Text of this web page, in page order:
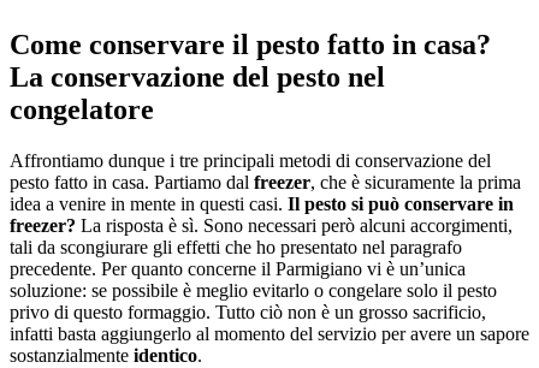
Come conservare il pesto fatto in casa?
La conservazione del pesto nel
congelatore
Affrontiamo dunque i tre principali metodi di conservazione del
pesto fatto in casa. Partiamo dal freezer, che è sicuramente la prima
idea a venire in mente in questi casi. Il pesto si può conservare in
freezer? La risposta è sì. Sono necessari però alcuni accorgimenti,
tali da scongiurare gli effetti che ho presentato nel paragrafo
precedente. Per quanto concerne il Parmigiano vi è un’unica
soluzione: se possibile è meglio evitarlo o congelare solo il pesto
privo di questo formaggio. Tutto ciò non è un grosso sacrificio,
infatti basta aggiungerlo al momento del servizio per avere un sapore
sostanzialmente identico.